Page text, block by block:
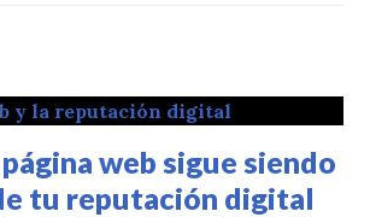
web sigue siendo
tu reputación digital